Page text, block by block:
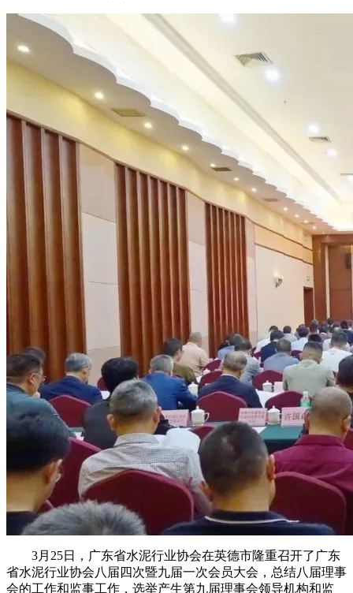
3月25日，广东省水泥行业协会在英德市隆重召开了广东
省水泥行业协会八届四次暨九届一次会员大会，总结八届理事
会的工作和监事工作，选举产生第九届理事会领导机构和监